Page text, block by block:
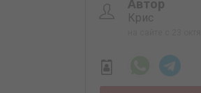
Автор
Крис